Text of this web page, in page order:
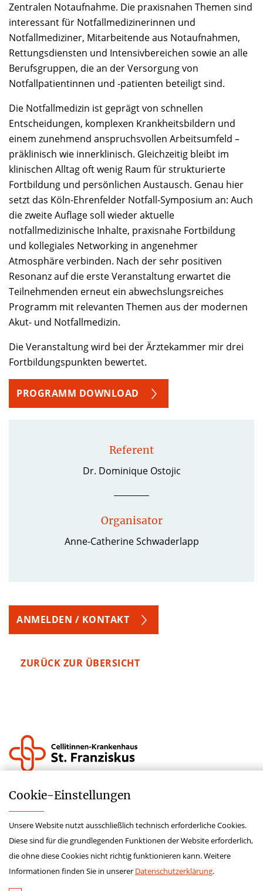
Zentralen Notaufnahme. Die praxisnahen Themen sind
interessant für Notfallmedizinerinnen und
Notfallmediziner, Mitarbeitende aus Notaufnahmen,
Rettungsdiensten und Intensivbereichen sowie an alle
Berufsgruppen, die an der Versorgung von
Notfallpatientinnen und -patienten beteiligt sind.
Die Notfallmedizin ist geprägt von schnellen
Entscheidungen, komplexen Krankheitsbildern und
einem zunehmend anspruchsvollen Arbeitsumfeld –
präklinisch wie innerklinisch. Gleichzeitig bleibt im
klinischen Alltag oft wenig Raum für strukturierte
Fortbildung und persönlichen Austausch. Genau hier
setzt das Köln-Ehrenfelder Notfall-Symposium an: Auch
die zweite Auflage soll wieder aktuelle
notfallmedizinische Inhalte, praxisnahe Fortbildung
und kollegiales Networking in angenehmer
Atmosphäre verbinden. Nach der sehr positiven
Resonanz auf die erste Veranstaltung erwartet die
Teilnehmenden erneut ein abwechslungsreiches
Programm mit relevanten Themen aus der modernen
Akut- und Notfallmedizin.
Die Veranstaltung wird bei der Ärztekammer mir drei
Fortbildungspunkten bewertet.
PROGRAMM DOWNLOAD
Referent
Dr. Dominique Ostojic
Organisator
Anne-Catherine Schwaderlapp
ANMELDEN / KONTAKT
ZURÜCK ZUR ÜBERSICHT
Impressum
Lieferkettensorgfaltspflichtengesetz
Krankenhauszukunftsfonds
Hinweisgeberschutz
Kontakt
Cookie-­Einstellungen
Unsere Website nutzt ausschließlich technisch erforderliche Cookies.
Diese sind für die grundlegenden Funktionen der Website erforderlich,
die ohne diese Cookies nicht richtig funktionieren kann. Weitere
Informationen finden Sie in unserer Datenschutzerklärung.